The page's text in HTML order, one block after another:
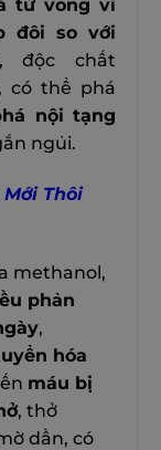
tử vong vì
đôi so với
độc chất
có thể phá
nội tạng
ngủi.
Thôi
methanol,
phản
,
hóa
máu bị
, thở
dần, có